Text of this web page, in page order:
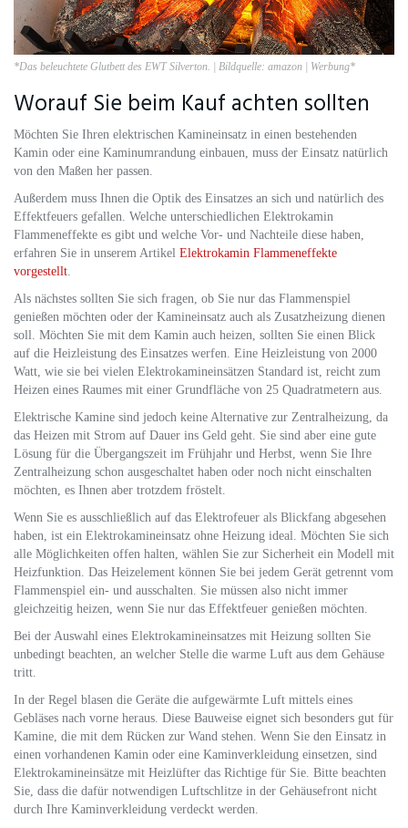
*Das beleuchtete Glutbett des EWT Silverton. | Bildquelle: amazon | Werbung*
Worauf Sie beim Kauf achten sollten
Möchten Sie Ihren elektrischen Kamineinsatz in einen bestehenden
Kamin oder eine Kaminumrandung einbauen, muss der Einsatz natürlich
von den Maßen her passen.
Außerdem muss Ihnen die Optik des Einsatzes an sich und natürlich des
Effektfeuers gefallen. Welche unterschiedlichen Elektrokamin
Flammeneffekte es gibt und welche Vor- und Nachteile diese haben,
erfahren Sie in unserem Artikel Elektrokamin Flammeneffekte
vorgestellt
Als nächstes sollten Sie sich fragen, ob Sie nur das Flammenspiel
genießen möchten oder der Kamineinsatz auch als Zusatzheizung dienen
soll. Möchten Sie mit dem Kamin auch heizen, sollten Sie einen Blick
auf die Heizleistung des Einsatzes werfen. Eine Heizleistung von 2000
Watt, wie sie bei vielen Elektrokamineinsätzen Standard ist, reicht zum
Heizen eines Raumes mit einer Grundfläche von 25 Quadratmetern aus.
Elektrische Kamine sind jedoch keine Alternative zur Zentralheizung, da
das Heizen mit Strom auf Dauer ins Geld geht. Sie sind aber eine gute
Lösung für die Übergangszeit im Frühjahr und Herbst, wenn Sie Ihre
Zentralheizung schon ausgeschaltet haben oder noch nicht einschalten
möchten, es Ihnen aber trotzdem fröstelt.
Wenn Sie es ausschließlich auf das Elektrofeuer als Blickfang abgesehen
haben, ist ein Elektrokamineinsatz ohne Heizung ideal. Möchten Sie sich
alle Möglichkeiten offen halten, wählen Sie zur Sicherheit ein Modell mit
Heizfunktion. Das Heizelement können Sie bei jedem Gerät getrennt vom
Flammenspiel ein- und ausschalten. Sie müssen also nicht immer
gleichzeitig heizen, wenn Sie nur das Effektfeuer genießen möchten.
Bei der Auswahl eines Elektrokamineinsatzes mit Heizung sollten Sie
unbedingt beachten, an welcher Stelle die warme Luft aus dem Gehäuse
tritt.
In der Regel blasen die Geräte die aufgewärmte Luft mittels eines
Gebläses nach vorne heraus. Diese Bauweise eignet sich besonders gut für
Kamine, die mit dem Rücken zur Wand stehen. Wenn Sie den Einsatz in
einen vorhandenen Kamin oder eine Kaminverkleidung einsetzen, sind
Elektrokamineinsätze mit Heizlüfter das Richtige für Sie. Bitte beachten
Sie, dass die dafür notwendigen Luftschlitze in der Gehäusefront nicht
durch Ihre Kaminverkleidung verdeckt werden.